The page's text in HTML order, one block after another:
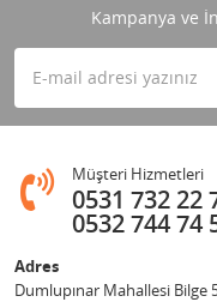
Kampanya ve
Müşteri Hizmetleri
0531 732 22
0532 744 74
Adres
Dumlupınar Mahallesi Bilge